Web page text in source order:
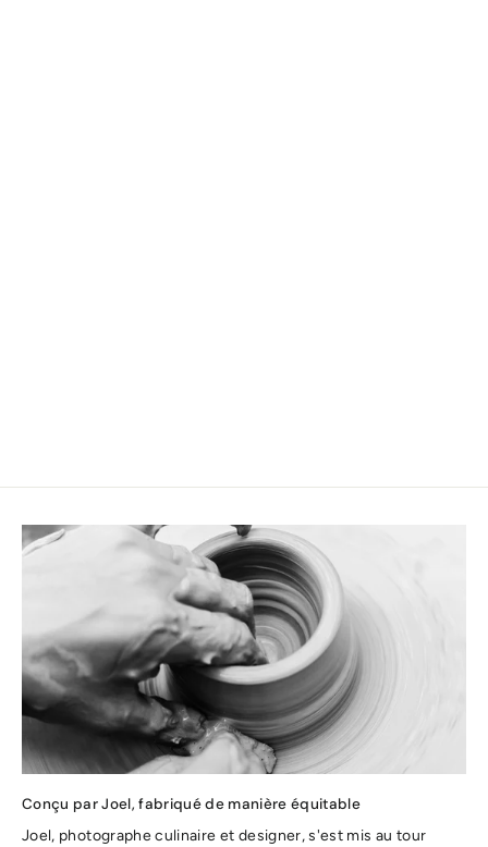
Conçu par Joel, fabriqué de manière équitable
Joel, photographe culinaire et designer, s'est mis au tour